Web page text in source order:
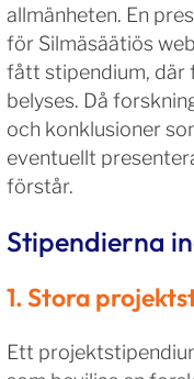
allmänheten. En
för Silmäsäätiös
fått stipendium, där
belyses. Då
och konklusioner
eventuellt
förstår.
Stipendierna
1. Stora
Ett